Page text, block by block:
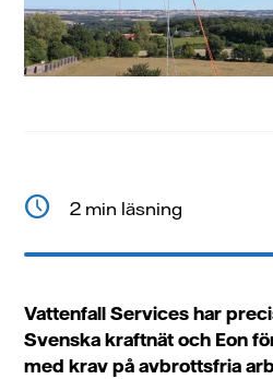
2 min läsning
Vattenfall Services har
Svenska kraftnät och Eon
med krav på avbrottsfria